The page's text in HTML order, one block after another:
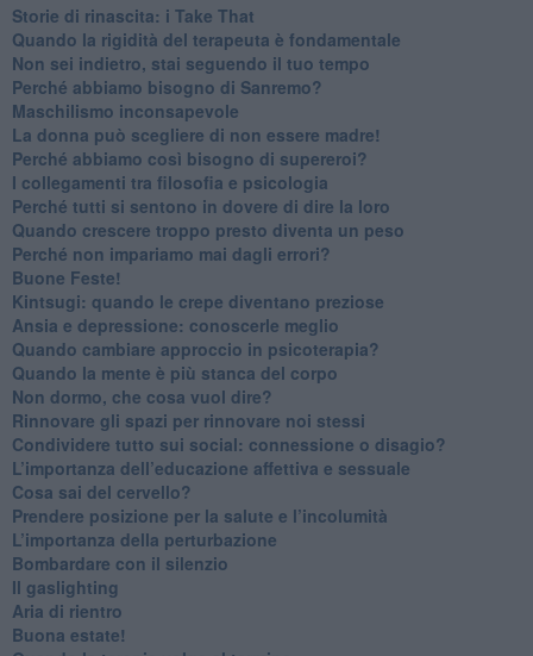
​Storie di rinascita: i Take That
​Quando la rigidità del terapeuta è fondamentale
​Non sei indietro, stai seguendo il tuo tempo
​Perché abbiamo bisogno di Sanremo?
​Maschilismo inconsapevole
​La donna può scegliere di non essere madre!
​Perché abbiamo così bisogno di supereroi?
​I collegamenti tra filosofia e psicologia
​Perché tutti si sentono in dovere di dire la loro
​Quando crescere troppo presto diventa un peso
​Perché non impariamo mai dagli errori?
​Buone Feste!
​Kintsugi: quando le crepe diventano preziose
Ansia e depressione: conoscerle meglio
Quando cambiare approccio in psicoterapia?
​Quando la mente è più stanca del corpo
Non dormo, che cosa vuol dire?
​Rinnovare gli spazi per rinnovare noi stessi
​Condividere tutto sui social: connessione o disagio?
​L’importanza dell’educazione affettiva e sessuale
​Cosa sai del cervello?
Prendere posizione per la salute e l’incolumità
L’importanza della perturbazione
​Bombardare con il silenzio
Il gaslighting
Aria di rientro
Buona estate!